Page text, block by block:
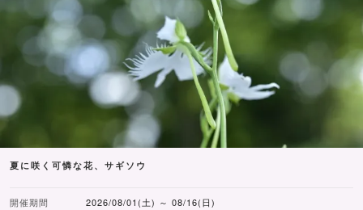
夏に咲く可憐な花、サギソウ
開催期間 2026/08/01(土) ～ 08/16(日)